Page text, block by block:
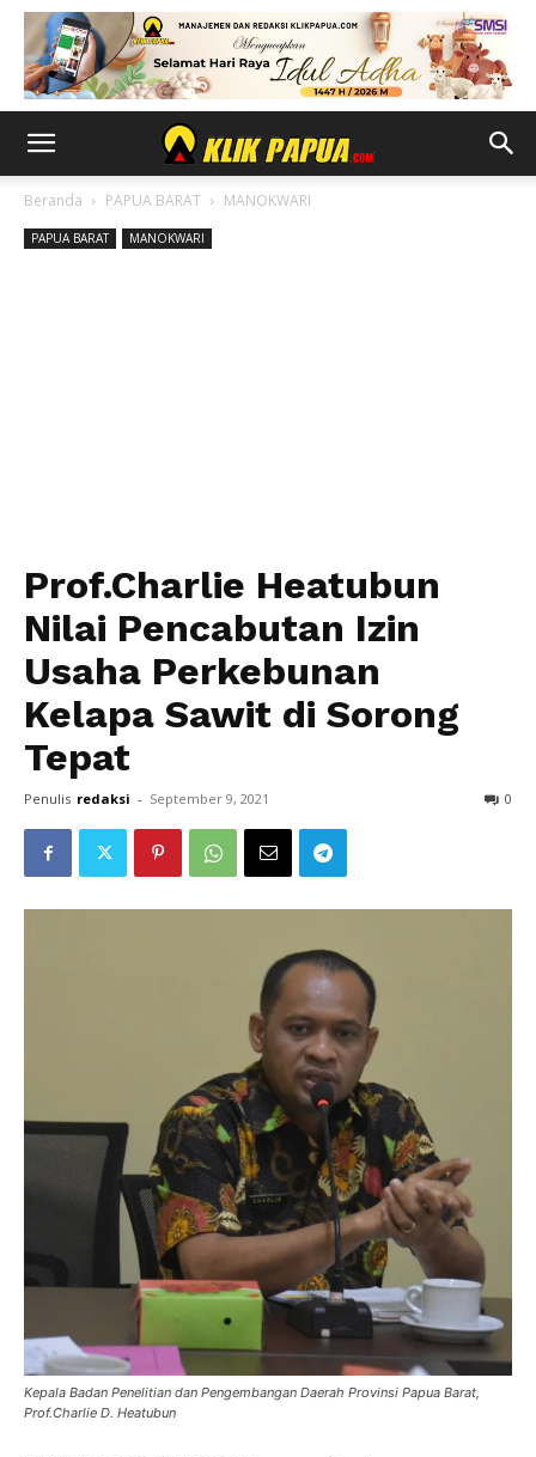
Beranda PAPUA BARAT MANOKWARI
PAPUA BARAT MANOKWARI
Prof.Charlie Heatubun
Nilai Pencabutan Izin
Usaha Perkebunan
Kelapa Sawit di Sorong
Tepat
Penulis redaksi - September 9, 2021 0
Kepala Badan Penelitian dan Pengembangan Daerah Provinsi Papua Barat,
Prof.Charlie D. Heatubun